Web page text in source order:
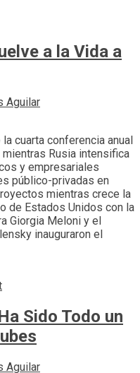
a la Vida a
Aguilar
cuarta conferencia anual
Rusia intensifica
y empresariales
público-privadas en
mientras crece la
de Estados Unidos con la
Giorgia Meloni y el
inauguraron el
Sido Todo un
Aguilar